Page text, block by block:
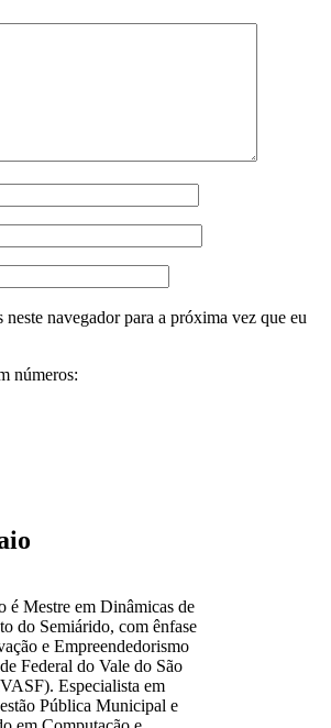
neste navegador para a próxima vez que eu
números:
é Mestre em Dinâmicas de
do Semiárido, com ênfase
e Empreendedorismo
Federal do Vale do São
Especialista em
Pública Municipal e